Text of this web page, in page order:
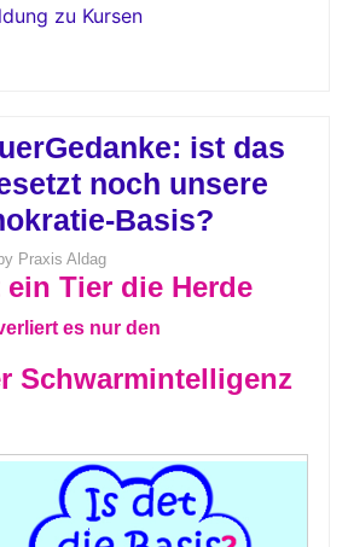
zu Kursen
ist das
noch unsere
Basis?
by Praxis Aldag
ein Tier die Herde
es nur den
Schwarmintelligenz